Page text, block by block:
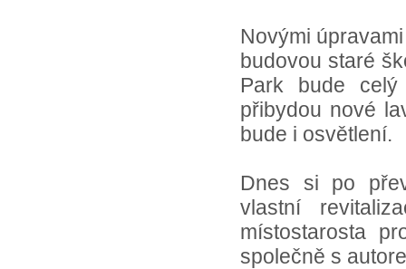
Novými
budovou staré
Park bude
přibydou nové
bude i osvětlení.
Dnes si po
vlastní
místostarosta
společně s